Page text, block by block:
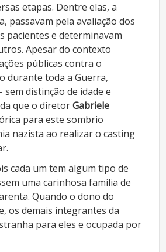
etapas. Dentre elas, a
passavam pela avaliação dos
pacientes e determinavam
Apesar do contexto
públicas contra o
durante toda a Guerra,
distinção de idade e
que o diretorGabriele
para este sombrio
nazista ao realizar o casting
cada um tem algum tipo de
uma carinhosa família de
Quando o dono do
os demais integrantes da
para eles e ocupada por